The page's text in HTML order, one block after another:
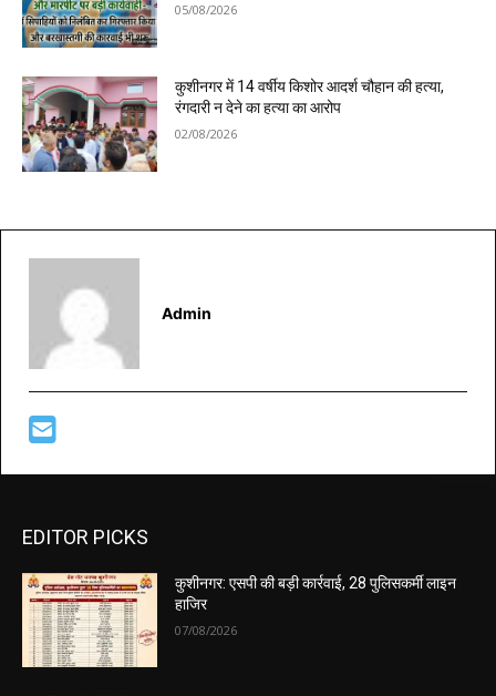
05/08/2026
कुशीनगर में 14 वर्षीय किशोर आदर्श चौहान की हत्या,
रंगदारी न देने का हत्या का आरोप
02/08/2026
Admin
EDITOR PICKS
कुशीनगर: एसपी की बड़ी कार्रवाई, 28 पुलिसकर्मी लाइन
हाजिर
07/08/2026